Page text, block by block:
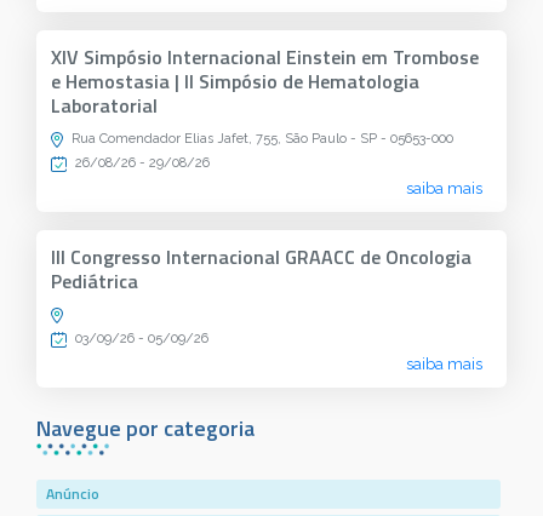
Navegue por categoria
Anúncio
XIV Simpósio Internacional Einstein em Trombose
e Hemostasia | II Simpósio de Hematologia
Laboratorial
Rua Comendador Elias Jafet, 755, São Paulo - SP - 05653-000
26/08/26 - 29/08/26
saiba mais
III Congresso Internacional GRAACC de Oncologia
Pediátrica
03/09/26 - 05/09/26
saiba mais